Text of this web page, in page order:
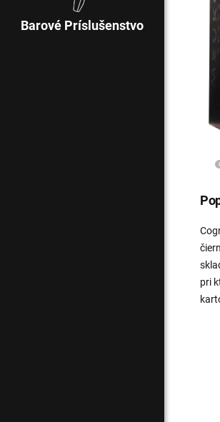
pri
Barové Príslušenstvo